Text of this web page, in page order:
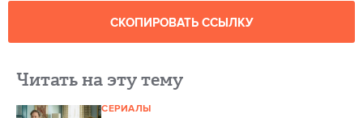
СКОПИРОВАТЬ ССЫЛКУ
Читать на эту тему
СЕРИАЛЫ